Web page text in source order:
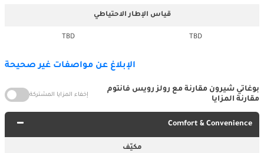
قياس الإطار الاحتياطي
TBD
TBD
الإبلاغ عن مواصفات غير صحيحة
بوغاتي شيرون مقارنة مع رولز رويس فانتوم
مقارنة المزايا
إخفاء المزايا المشتركة
Comfort & Convenience
مكيّف